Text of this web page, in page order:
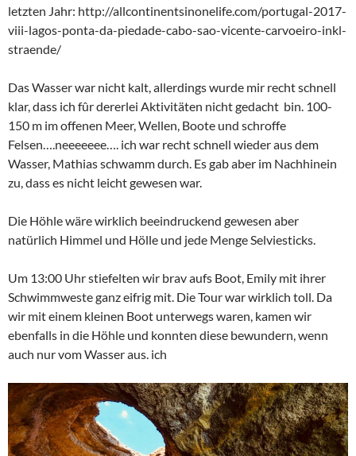
letzten Jahr: http://allcontinentsinonelife.com/portugal-2017-
viii-lagos-ponta-da-piedade-cabo-sao-vicente-carvoeiro-inkl-
straende/
Das Wasser war nicht kalt, allerdings wurde mir recht schnell
klar, dass ich fûr dererlei Aktivitäten nicht gedacht bin. 100-
150 m im offenen Meer, Wellen, Boote und schroffe
Felsen….neeeeeee…. ich war recht schnell wieder aus dem
Wasser, Mathias schwamm durch. Es gab aber im Nachhinein
zu, dass es nicht leicht gewesen war.
Die Höhle wäre wirklich beeindruckend gewesen aber
natürlich Himmel und Hölle und jede Menge Selviesticks.
Um 13:00 Uhr stiefelten wir brav aufs Boot, Emily mit ihrer
Schwimmweste ganz eifrig mit. Die Tour war wirklich toll. Da
wir mit einem kleinen Boot unterwegs waren, kamen wir
ebenfalls in die Höhle und konnten diese bewundern, wenn
auch nur vom Wasser aus. ich